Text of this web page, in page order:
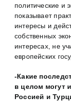
политические и
показывает
интересы и
собственных
интересах, не
европейских
-Какие
в целом могут
Россией и